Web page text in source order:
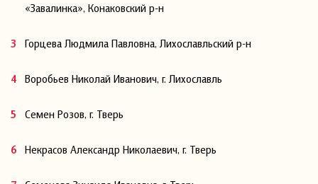
«Завалинка», Конаковский р-н
Горцева Людмила Павловна, Лихославльский р-н
Воробьев Николай Иванович, г. Лихославль
Семен Розов, г. Тверь
Некрасов Александр Николаевич, г. Тверь